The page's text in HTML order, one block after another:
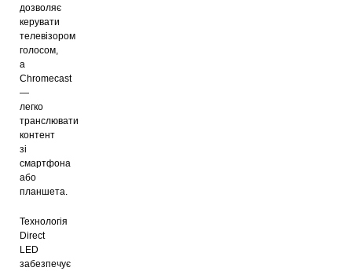
дозволяє
керувати
телевізором
голосом,
а
Chromecast
—
легко
транслювати
контент
зі
смартфона
або
планшета.
Технологія
Direct
LED
забезпечує